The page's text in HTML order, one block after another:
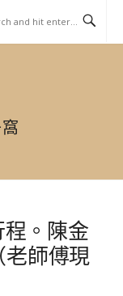
程。陳金
師傅現